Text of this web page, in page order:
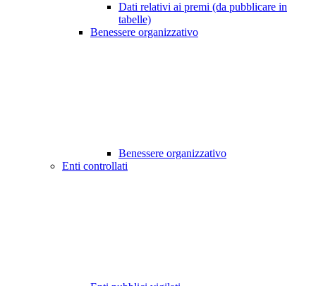
Dati relativi ai premi (da pubblicare in
tabelle)
Benessere organizzativo
Benessere organizzativo
Enti controllati